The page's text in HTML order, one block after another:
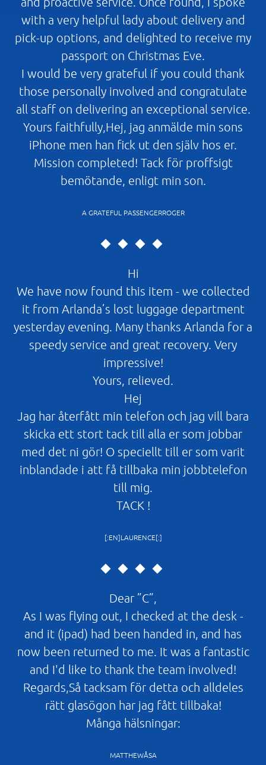
with a very helpful lady about delivery and
pick-up options, and delighted to receive my
passport on Christmas Eve.
I would be very grateful if you could thank
those personally involved and congratulate
all staff on delivering an exceptional service.
Yours faithfully,Hej, jag anmälde min sons
iPhone men han fick ut den själv hos er.
Mission completed! Tack för proffsigt
bemötande, enligt min son.
A GRATEFUL PASSENGERROGER
Hi
We have now found this item - we collected
it from Arlanda’s lost luggage department
yesterday evening. Many thanks Arlanda for a
speedy service and great recovery. Very
impressive!
Yours, relieved.
Hej
Jag har återfått min telefon och jag vill bara
skicka ett stort tack till alla er som jobbar
med det ni gör! O speciellt till er som varit
inblandade i att få tillbaka min jobbtelefon
till mig.
TACK !
[:EN]LAURENCE[:]
Dear ”C”,
As I was flying out, I checked at the desk -
and it (ipad) had been handed in, and has
now been returned to me. It was a fantastic
and I'd like to thank the team involved!
Regards,Så tacksam för detta och alldeles
rätt glasögon har jag fått tillbaka!
Många hälsningar:
MATTHEWÅSA